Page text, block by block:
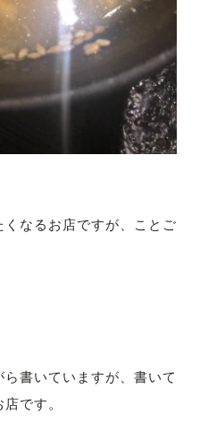
なるお店ですが、ことご
書いていますが、書いて
です。